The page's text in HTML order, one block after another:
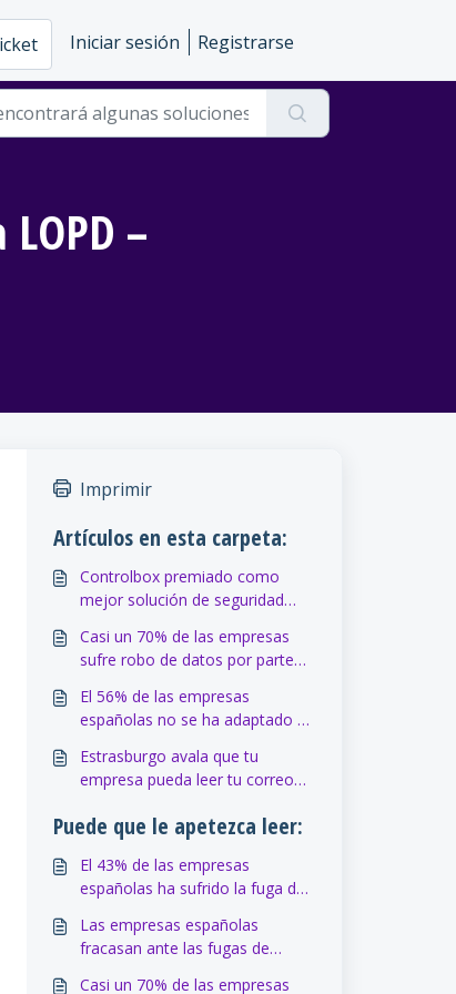
Iniciar sesión Registrarse
–
Imprimir
Artículos en esta carpeta:
Controlbox premiado como
mejor solución de seguridad
internacional SIMO 2016
Casi un 70% de las empresas
sufre robo de datos por parte
publicados 2016
El 56% de las empresas
españolas no se ha adaptado a
Datos. Expansión
Estrasburgo avala que tu
empresa pueda leer tu correo
Confidencial
Puede que le apetezca leer:
El 43% de las empresas
españolas ha sufrido la fuga de
acciones de sus empleados –
kaspersky.es
Las empresas españolas
fracasan ante las fugas de
Casi un 70% de las empresas